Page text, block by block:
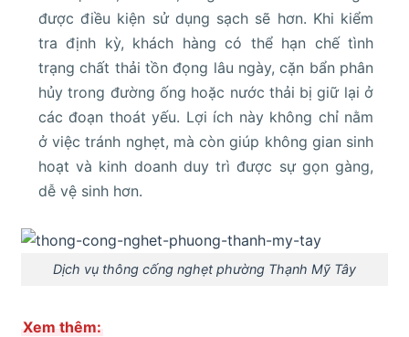
được điều kiện sử dụng sạch sẽ hơn. Khi kiểm
tra định kỳ, khách hàng có thể hạn chế tình
trạng chất thải tồn đọng lâu ngày, cặn bẩn phân
hủy trong đường ống hoặc nước thải bị giữ lại ở
các đoạn thoát yếu. Lợi ích này không chỉ nằm
ở việc tránh nghẹt, mà còn giúp không gian sinh
hoạt và kinh doanh duy trì được sự gọn gàng,
dễ vệ sinh hơn.
Dịch vụ thông cống nghẹt phường Thạnh Mỹ Tây
Xem thêm: